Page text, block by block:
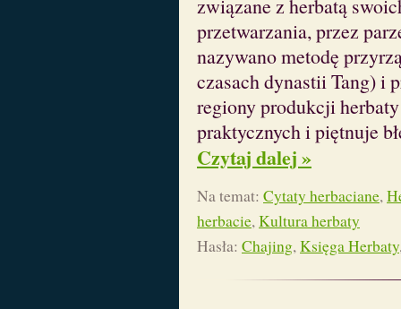
związane z herbatą
przetwarzania, przez
nazywano metodę
czasach dynastii Tang) i
regiony produkcji
praktycznych i piętnuje
Czytaj dalej »
Na temat: Cytaty herbaciane,
herbacie,Kultura herbaty
Hasła: Chajing,Księga Herbaty